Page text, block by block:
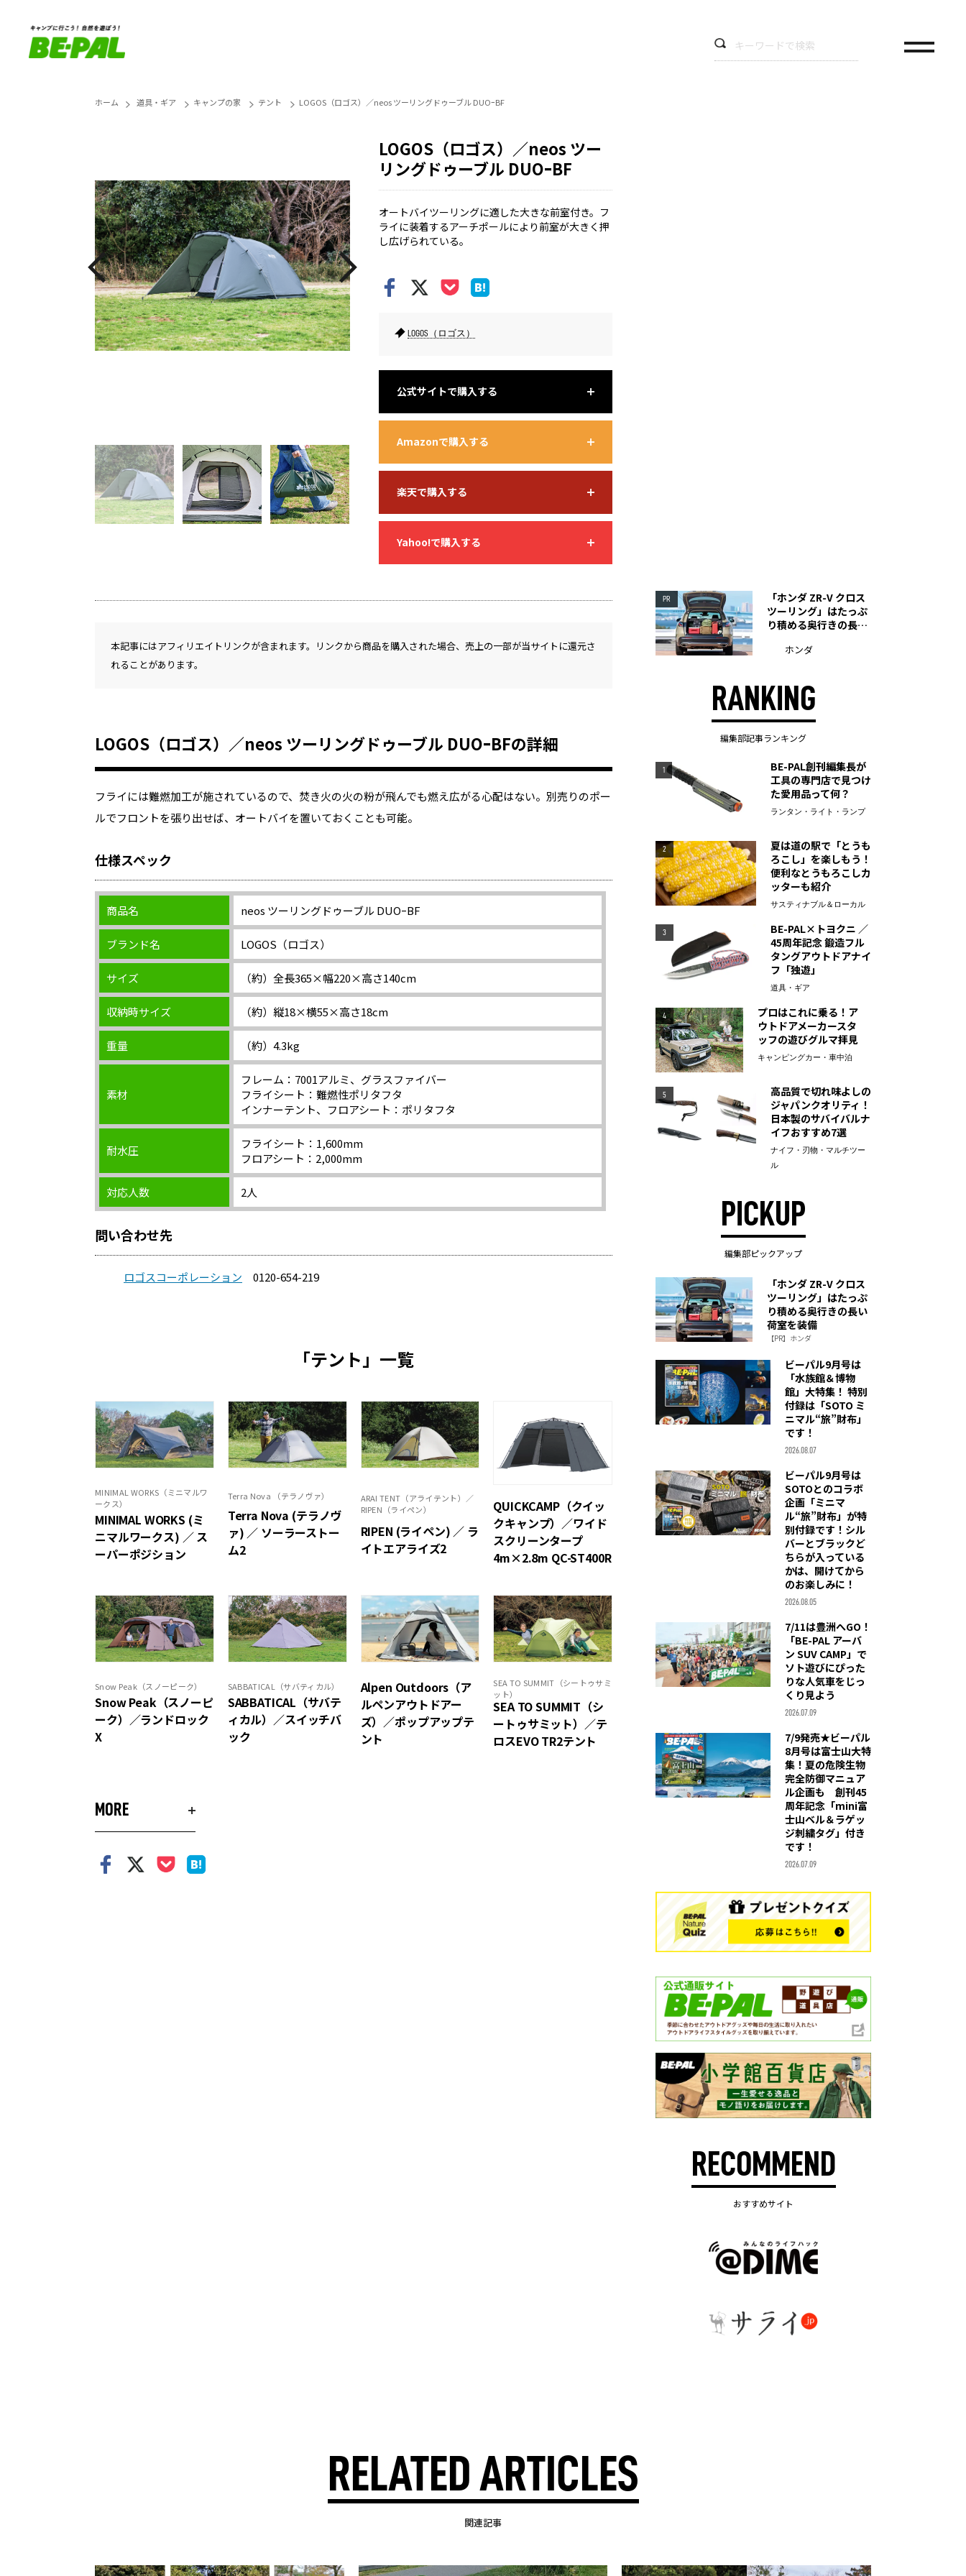
ホーム 道具・ギア キャンプの家 テント LOGOS（ロゴス）／neos ツーリングドゥーブル DUOｰBF
ている。
LOGOS（ロゴス）／neos ツー
リングドゥーブル DUOｰBF
オートバイツーリングに適した大きな前室付き。フ
ライに装着するアーチポールにより前室が大きく押
し広げられている。
LOGOS（ロゴス）
公式サイトで購入する
Amazonで購入する
楽天で購入する
Yahoo!で購入する
本記事にはアフィリエイトリンクが含まれます。リンクから商品を購入された場合、売上の一部が当サイトに還元さ
れることがあります。
LOGOS（ロゴス）／neos ツーリングドゥーブル DUOｰBFの詳細
フライには難燃加工が施されているので、焚き火の火の粉が飛んでも燃え広がる心配はない。別売りのポー
ルでフロントを張り出せば、オートバイを置いておくことも可能。
仕様スペック
商品名 neos ツーリングドゥーブル DUOｰBF
ブランド名 LOGOS（ロゴス）
サイズ （約）全長365×幅220×高さ140cm
収納時サイズ （約）縦18×横55×高さ18cm
重量 （約）4.3kg
素材
フレーム：7001アルミ、グラスファイバー
フライシート：難燃性ポリタフタ
インナーテント、フロアシート：ポリタフタ
耐水圧
フライシート：1,600mm
フロアシート：2,000mm
対応人数 2人
問い合わせ先
ロゴスコーポレーション 0120-654-219
「テント」一覧
MINIMAL WORKS（ミニマルワ
ークス）
MINIMAL WORKS (ミ
ニマルワークス) ／ ス
ーパーポジション
Terra Nova （テラノヴァ）
Terra Nova (テラノヴ
ァ) ／ ソーラーストー
ム2
ARAI TENT（アライテント）／
RIPEN（ライペン）
RIPEN (ライペン) ／ ラ
イトエアライズ2
QUICKCAMP（クイッ
クキャンプ）／ワイド
スクリーンタープ
4m×2.8m QC-ST400R
Snow Peak（スノーピーク）
Snow Peak（スノーピ
ーク）／ランドロック
X
SABBATICAL（サバティカル）
SABBATICAL（サバテ
ィカル）／スイッチバ
ック
Alpen Outdoors（ア
ルペンアウトドアー
ズ）／ポップアップテ
ント
SEA TO SUMMIT（シートゥサミ
ット）
SEA TO SUMMIT（シ
ートゥサミット）／テ
ロスEVO TR2テント
MORE
PR
「ホンダ ZR-V クロス
ツーリング」はたっぷ
り積める奥行きの長い
ホンダ
RANKING
編集部記事ランキング
1
BE-PAL創刊編集長が
工具の専門店で見つけ
た愛用品って何？
ランタン・ライト・ランプ
2
夏は道の駅で「とうも
ろこし」を楽しもう！
便利なとうもろこしカ
ッターも紹介
サスティナブル＆ローカル
3
BE-PAL×トヨクニ ／
45周年記念 鍛造フル
タングアウトドアナイ
フ「独遊」
道具・ギア
4
プロはこれに乗る！ア
ウトドアメーカースタ
ッフの遊びグルマ拝見
キャンピングカー・車中泊
5
高品質で切れ味よしの
ジャパンクオリティ！
日本製のサバイバルナ
イフおすすめ7選
ナイフ・刃物・マルチツー
ル
PICKUP
編集部ピックアップ
「ホンダ ZR-V クロス
ツーリング」はたっぷ
り積める奥行きの長い
荷室を装備
【PR】ホンダ
ビーパル9月号は
「水族館＆博物
館」大特集！ 特別
付録は「SOTO ミ
ニマル“旅”財布」
です！
2026.08.07
ビーパル9月号は
SOTOとのコラボ
企画「ミニマ
ル“旅”財布」が特
別付録です！シル
バーとブラックど
ちらが入っている
かは、開けてから
のお楽しみに！
2026.08.05
7/11は豊洲へGO！
「BE-PAL アーバ
ン SUV CAMP」で
ソト遊びにぴった
りな人気車をじっ
くり見よう
2026.07.09
7/9発売★ビーパル
8月号は富士山大特
集！夏の危険生物
完全防御マニュア
ル企画も 創刊45
周年記念「mini富
士山ベル＆ラゲッ
ジ刺繍タグ」付き
です！
2026.07.09
RECOMMEND
おすすめサイト
RELATED ARTICLES
関連記事